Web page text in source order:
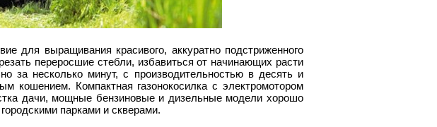
для выращивания красивого, аккуратно подстриженного
переросшие стебли, избавиться от начинающих расти
за несколько минут, с производительностью в десять и
кошением. Компактная газонокосилка с электромотором
дачи, мощные бензиновые и дизельные модели хорошо
парками и скверами.